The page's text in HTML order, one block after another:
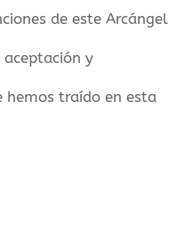
de este Arcángel
y
hemos traído en esta